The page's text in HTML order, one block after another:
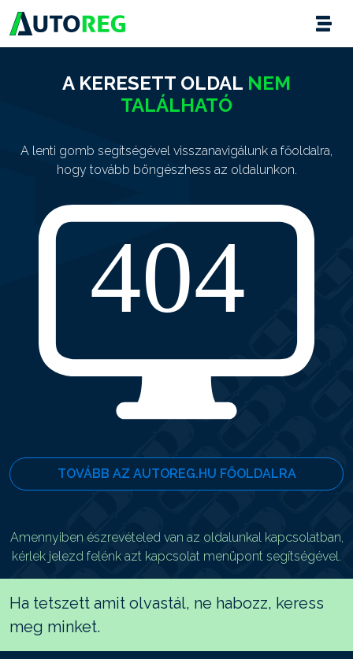
A KERESETT OLDAL NEM
TALÁLHATÓ
A lenti gomb segítségével visszanavigálunk a főoldalra,
hogy tovább böngészhess az oldalunkon.
TOVÁBB AZ AUTOREG.HU FŐOLDALRA
Amennyiben észrevételed van az oldalunkal kapcsolatban,
kérlek jelezd felénk azt kapcsolat menüpont segítségével.
Ha tetszett amit olvastál, ne habozz, keress
meg minket.